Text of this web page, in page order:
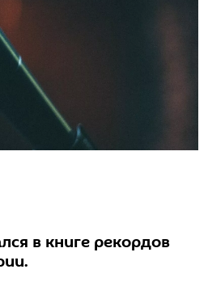
в книге рекордов